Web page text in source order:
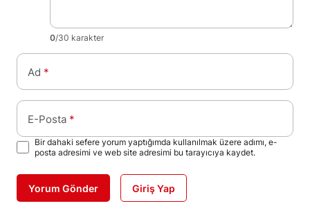
0/30 karakter
Ad *
E-Posta *
Bir dahaki sefere yorum yaptığımda kullanılmak üzere adımı, e-
posta adresimi ve web site adresimi bu tarayıcıya kaydet.
Yorum Gönder Giriş Yap